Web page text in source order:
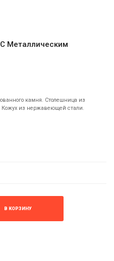
С Металлическим
камня. Столешница из
Кожух из нержавеющей стали.
В КОРЗИНУ